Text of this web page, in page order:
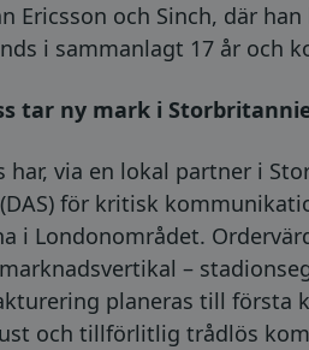
Ericsson och Sinch, där
i sammanlagt 17 år och
tar ny mark i
har, via en lokal partner i
för kritisk
i Londonområdet.
–
planeras till första
och tillförlitlig trådlös